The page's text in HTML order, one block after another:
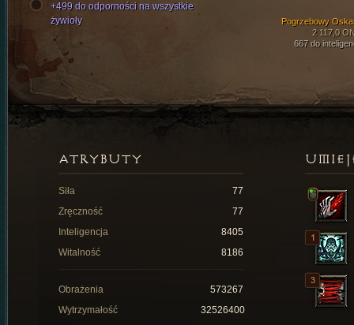
Pogrzebowy
2 117,0
667 do
+499 do odporności na wszystkie
żywioły
ATRYBUTY
Siła
77
Zręczność
77
Inteligencja
8405
Witalność
8186
Obrażenia
573267
Wytrzymałość
32526400